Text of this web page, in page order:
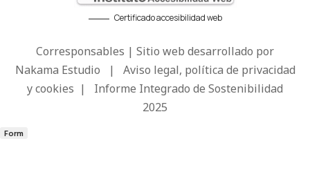
Certificado accesibilidad web
Corresponsables | Sitio web desarrollado por
Nakama Estudio | Aviso legal, política de privacidad
y cookies | Informe Integrado de Sostenibilidad
2025
Form